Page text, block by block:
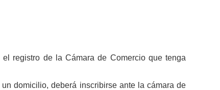
registro de la Cámara de Comercio que tenga
domicilio, deberá inscribirse ante la cámara de